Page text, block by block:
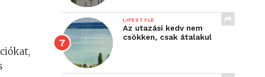
LIFESTYLE
Az utazási kedv nem
csökken, csak átalakul